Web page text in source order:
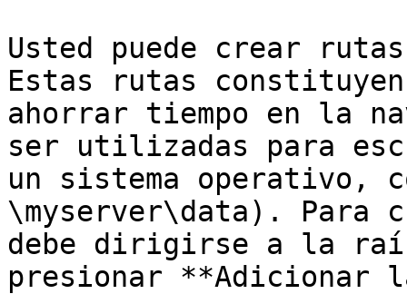
Usted puede crear
Estas rutas
ahorrar tiempo en la
ser utilizadas para
un sistema operativo,
\myserver\data). Para
debe dirigirse a la
presionar **Adicionar